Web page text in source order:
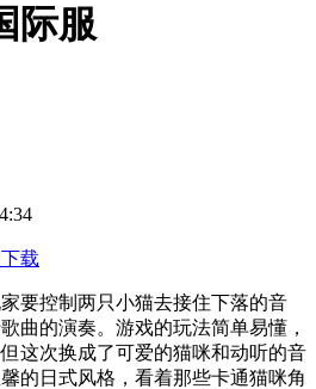
际服
载
要控制两只小猫去接住下落的音
曲的演奏。游戏的玩法简单易懂，
这次换成了可爱的猫咪和动听的音
的日式风格，看着那些卡通猫咪角